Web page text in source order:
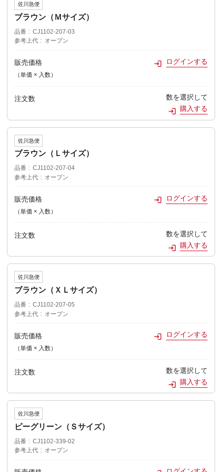
佐川急便
ブラウン（Ｍサイズ）
品番
CJ1102-207-03
参考上代
オープン
販売価格
（単価 × 入数）
ログインする
注文数
数を選択して
購入する
佐川急便
ブラウン（Ｌサイズ）
品番
CJ1102-207-04
参考上代
オープン
販売価格
（単価 × 入数）
ログインする
注文数
数を選択して
購入する
佐川急便
ブラウン（ＸＬサイズ）
品番
CJ1102-207-05
参考上代
オープン
販売価格
（単価 × 入数）
ログインする
注文数
数を選択して
購入する
佐川急便
ピーグリーン（Ｓサイズ）
品番
CJ1102-339-02
参考上代
オープン